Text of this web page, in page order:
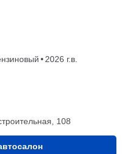
2026 г.в.
108